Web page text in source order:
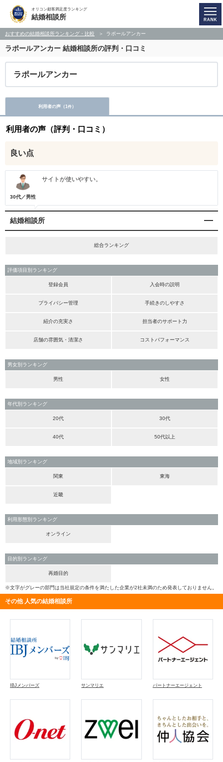
オリコン顧客満足度ランキング
結婚相談所
おすすめの結婚相談所ランキング・比較 ラポールアンカー
ラポールアンカー 結婚相談所の評判・口コミ
ラポールアンカー
利用者の声（1件）
利用者の声（評判・口コミ）
良い点
30代／男性
サイトが使いやすい。
結婚相談所
総合ランキング
評価項目別ランキング
登録会員 入会時の説明
プライバシー管理 手続きのしやすさ
紹介の充実さ 担当者のサポート力
店舗の雰囲気・清潔さ コストパフォーマンス
男女別ランキング
男性 女性
年代別ランキング
20代 30代
40代 50代以上
地域別ランキング
関東 東海
近畿
利用形態別ランキング
オンライン
目的別ランキング
再婚目的
※文字がグレーの部門は当社規定の条件を満たした企業が2社未満のため発表しておりません。
その他 人気の結婚相談所
IBJメンバーズ サンマリエ パートナーエージェント